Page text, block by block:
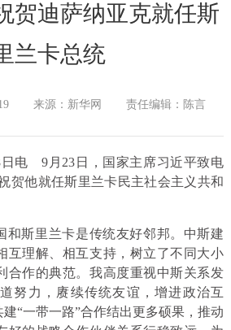
贺迪萨纳亚克就任斯
兰卡总统
来源：新华网 责任编辑：陈言
日电 9月23日，国家主席习近平致电
贺他就任斯里兰卡民主社会主义共和
和斯里兰卡是传统友好邻邦。中斯建
互理解、相互支持，树立了不同大小
合作的典范。我高度重视中斯关系发
努力，赓续传统友谊，增进政治互
“一带一路”合作结出更多硕果，推动